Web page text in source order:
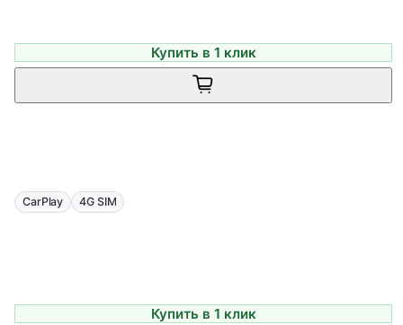
Купить в 1 клик
CarPlay 4G SIM
Купить в 1 клик